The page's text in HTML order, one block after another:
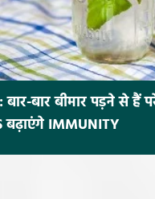
बार-बार बीमार पड़ने से हैं
बढ़ाएंगे IMMUNITY